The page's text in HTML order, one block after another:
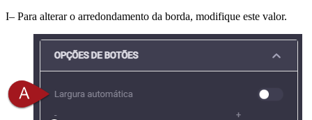
I– Para alterar o arredondamento da borda, modifique este valor.